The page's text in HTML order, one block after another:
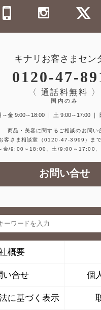
キナリお客さまセン
0120-47-
〈 通話料無料 〉
国内のみ
～金 9:00～18:00 ｜ 土 9:00～17:00 ｜
商品・美容に関するご相談のお問い
客さま相談室
（0120-47-3999）
ま
金/9:00～18:00、土/9:00～17:00、
お問い合せ
概要
い合せ 個
に基づく表示